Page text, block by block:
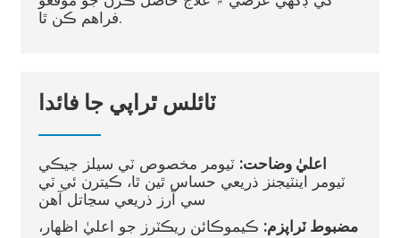
فراهم ڪن ٿا.
ٽائلس ٿراپي جا فائدا
اعليٰ وضاحت: ٽيومر مخصوص ٽي سيلز جيڪي
ٽيومر اينٽيجنز ذريعي حساس ٿين ٿا، ڪيترن ئي ٽي
سي آرز ذريعي سڃاتل آهن
مضبوط ٽراپزم: ڪيموڪائن ريڪٽرز جو اعليٰ اظهار،